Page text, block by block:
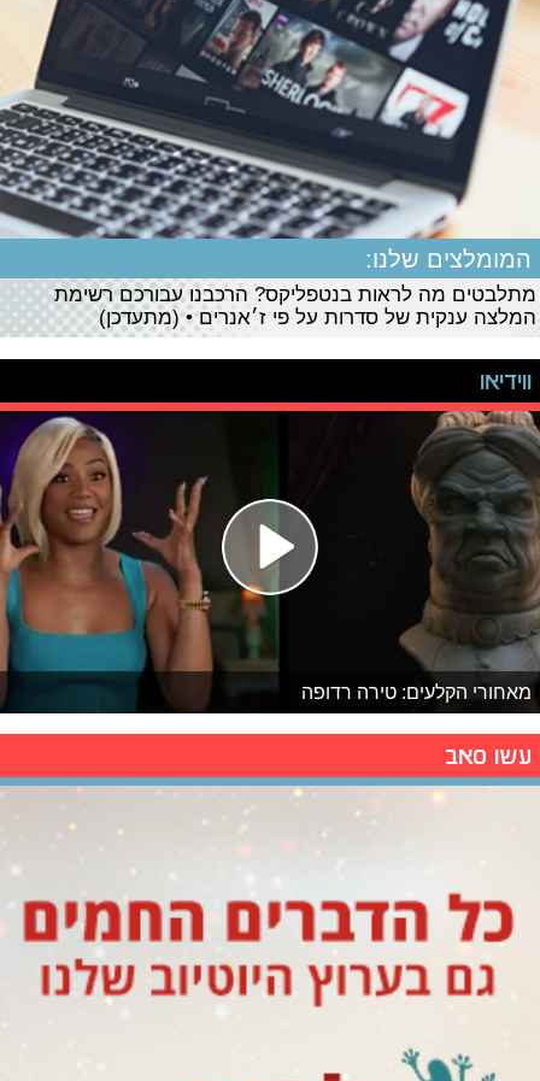
המומלצים שלנו:
מתלבטים מה לראות בנטפליקס? הרכבנו עבורכם רשימת
המלצה ענקית של סדרות על פי ז׳אנרים • (מתעדכן)
ווידיאו
מאחורי הקלעים: טירה רדופה
עשו סאב